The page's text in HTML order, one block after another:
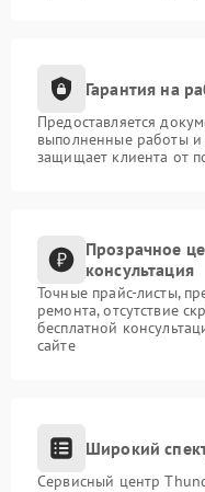
Гарантия на
Предоставляется
выполненные работы и
защищает клиента от
Прозрачное
консультация
Точные прайс-листы,
ремонта, отсутствие
бесплатной
сайте
Широкий
Сервисный центр